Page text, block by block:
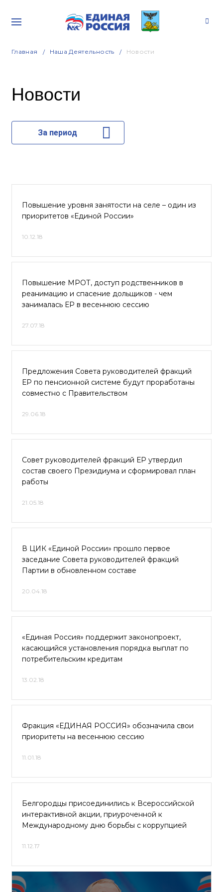
Главная Наша Деятельность Новости
Новости
За период
Повышение уровня занятости на селе – один из
приоритетов «Единой России»
10.12.18
Повышение МРОТ, доступ родственников в
реанимацию и спасение дольщиков - чем
занималась ЕР в весеннюю сессию
27.07.18
Предложения Совета руководителей фракций
ЕР по пенсионной системе будут проработаны
совместно с Правительством
29.06.18
Совет руководителей фракций ЕР утвердил
состав своего Президиума и сформировал план
работы
21.05.18
В ЦИК «Единой России» прошло первое
заседание Совета руководителей фракций
Партии в обновленном составе
20.04.18
«Единая Россия» поддержит законопроект,
касающийся установления порядка выплат по
потребительским кредитам
13.02.18
Фракция «ЕДИНАЯ РОССИЯ» обозначила свои
приоритеты на весеннюю сессию
11.01.18
Белгородцы присоединились к Всероссийской
интерактивной акции, приуроченной к
Международному дню борьбы с коррупцией
11.12.17